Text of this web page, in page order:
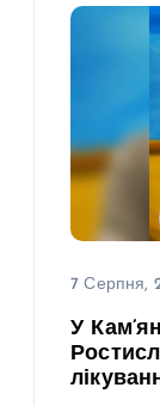
7 Серпня,
У